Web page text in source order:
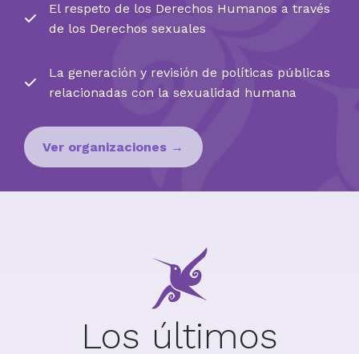
El respeto de los Derechos Humanos a través
de los Derechos sexuales
La generación y revisión de políticas públicas
relacionadas con la sexualidad humana
Ver organizaciones →
Los últimos